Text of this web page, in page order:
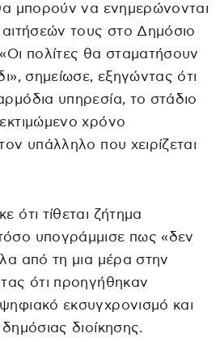
μπορούν να ενημερώνονται
τους στο Δημόσιο
πολίτες θα σταματήσουν
σημείωσε, εξηγώντας ότι
υπηρεσία, το στάδιο
χρόνο
υπάλληλο που χειρίζεται
ότι τίθεται ζήτημα
υπογράμμισε πως «δεν
από τη μια μέρα στην
ότι προηγήθηκαν
εκσυγχρονισμό και
διοίκησης.